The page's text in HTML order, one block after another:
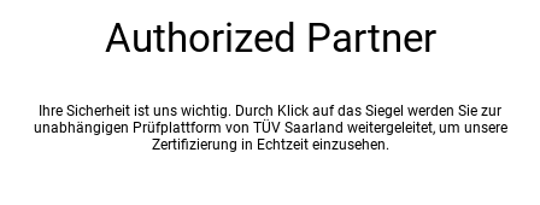
Authorized Partner
Ihre Sicherheit ist uns wichtig. Durch Klick auf das Siegel werden Sie zur
unabhängigen Prüfplattform von TÜV Saarland weitergeleitet, um unsere
Zertifizierung in Echtzeit einzusehen.